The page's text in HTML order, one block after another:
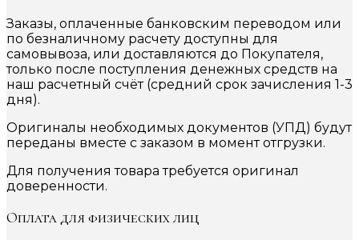
Заказы, оплаченные банковским переводом или
по безналичному расчету доступны для
самовывоза, или доставляются до Покупателя,
только после поступления денежных средств на
наш расчетный счёт (средний срок зачисления 1-3
дня).
Оригиналы необходимых документов (УПД) будут
переданы вместе с заказом в момент отгрузки.
Для получения товара требуется оригинал
доверенности.
Оплата для физических лиц